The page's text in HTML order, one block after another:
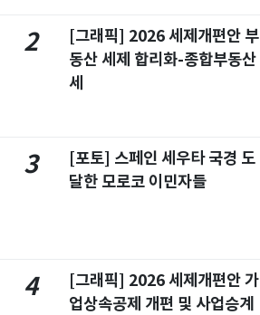
2
[그래픽] 2026 세제개편안 부
동산 세제 합리화-종합부동산
세
3
[포토] 스페인 세우타 국경 도
달한 모로코 이민자들
4
[그래픽] 2026 세제개편안 가
업상속공제 개편 및 사업승계